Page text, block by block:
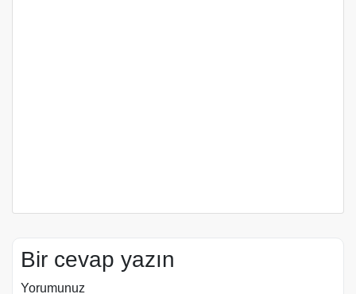
Bir cevap yazın
Yorumunuz